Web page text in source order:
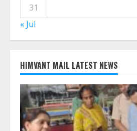
31
« Jul
HIMVANT MAIL LATEST NEWS